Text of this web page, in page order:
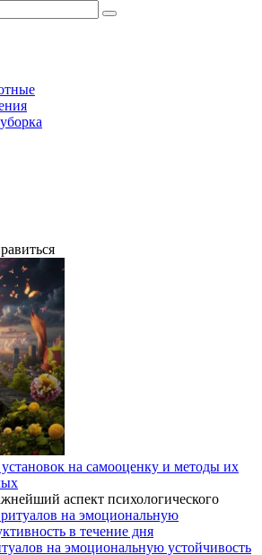
на самооценку и методы их
аспект психологического
на эмоциональную устойчивость